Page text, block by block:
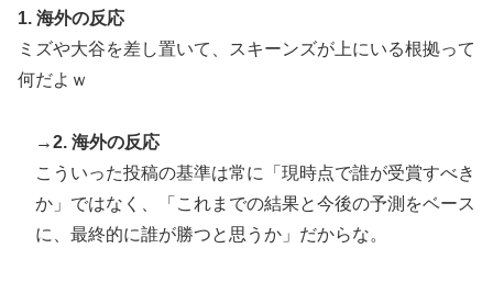
1. 海外の反応
ミズや大谷を差し置いて、スキーンズが上にいる根拠って
何だよｗ
→2. 海外の反応
こういった投稿の基準は常に「現時点で誰が受賞すべき
か」ではなく、「これまでの結果と今後の予測をベース
に、最終的に誰が勝つと思うか」だからな。